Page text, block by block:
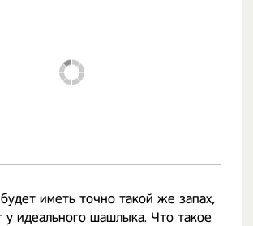
иметь точно такой же запах,
у идеального шашлыка. Что такое